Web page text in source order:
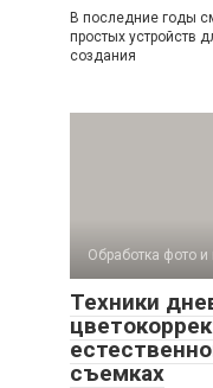
В последние годы
простых устройств
создания
Обработка фото
Техники
съемках